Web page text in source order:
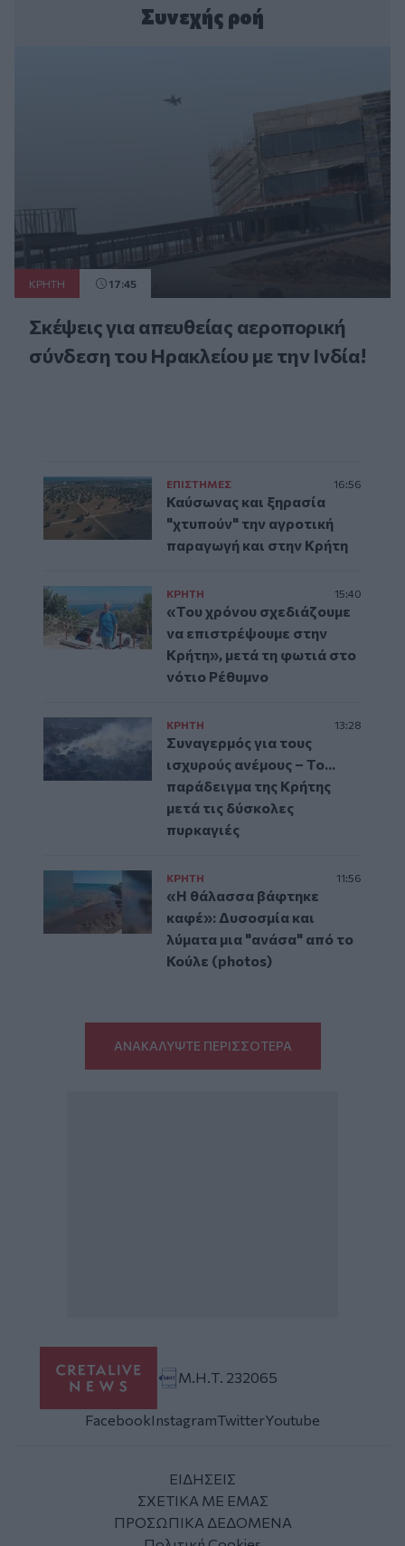
Συνεχής ροή
ΚΡΗΤΗ 17:45
Σκέψεις για απευθείας αεροπορική
σύνδεση του Ηρακλείου με την Ινδία!
ΕΠΙΣΤΗΜΕΣ 16:56
Καύσωνας και ξηρασία
"χτυπούν" την αγροτική
παραγωγή και στην Κρήτη
ΚΡΗΤΗ 15:40
«Του χρόνου σχεδιάζουμε
να επιστρέψουμε στην
Κρήτη», μετά τη φωτιά στο
νότιο Ρέθυμνο
ΚΡΗΤΗ 13:28
Συναγερμός για τους
ισχυρούς ανέμους – Το...
παράδειγμα της Κρήτης
μετά τις δύσκολες
πυρκαγιές
ΚΡΗΤΗ 11:56
«Η θάλασσα βάφτηκε
καφέ»: Δυσοσμία και
λύματα μια "ανάσα" από το
Κούλε (photos)
ΑΝΑΚΑΛΥΨΤΕ ΠΕΡΙΣΣΟΤΕΡΑ
Μ.Η.Τ. 232065
FacebookInstagramTwitterYoutube
ΕΙΔΗΣΕΙΣ
ΣΧΕΤΙΚΑ ΜΕ ΕΜΑΣ
ΠΡΟΣΩΠΙΚΑ ΔΕΔΟΜΕΝΑ